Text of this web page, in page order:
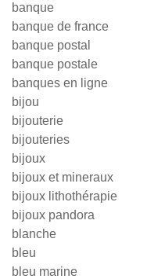
banque
banque de france
banque postal
banque postale
banques en ligne
bijou
bijouterie
bijouteries
bijoux
bijoux et mineraux
bijoux lithothérapie
bijoux pandora
blanche
bleu
bleu marine